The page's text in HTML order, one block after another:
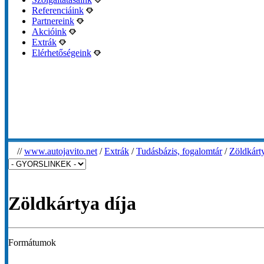
Referenciáink
Partnereink
Akcióink
Extrák
Elérhetőségeink
//www.autojavito.net /Extrák /Tudásbázis, fogalomtár/
Zöldkártya díja
Formátumok